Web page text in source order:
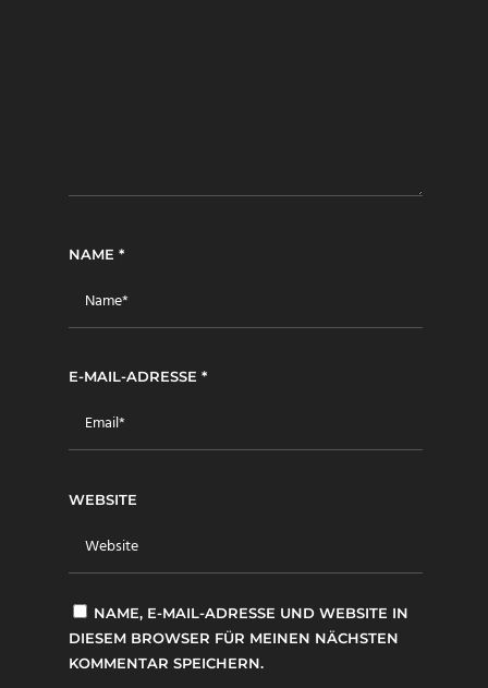
NAME *
E-MAIL-ADRESSE *
WEBSITE
NAME, E-MAIL-ADRESSE UND WEBSITE IN
DIESEM BROWSER FÜR MEINEN NÄCHSTEN
KOMMENTAR SPEICHERN.